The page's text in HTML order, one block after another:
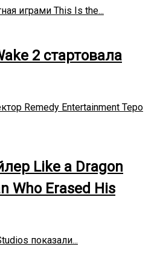
играми This Is the...
2 стартовала
Remedy Entertainment Теро
Like a Dragon
Who Erased His
показали...